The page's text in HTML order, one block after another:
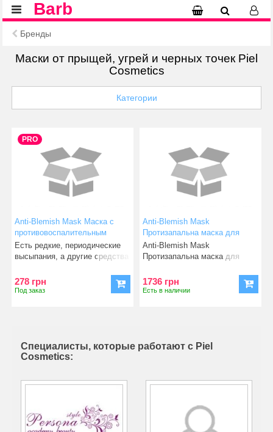
Barb
Бренды
Маски от прыщей, угрей и черных точек Piel
Cosmetics
Категории
PRO
Anti-Blemish Mask Маска с
противовоспалительным
эффектом
Есть редкие, периодические
высыпания, а другие средства
278 грн
Под заказ
Anti-Blemish Mask
Протизапальна маска для
проблемної шкіри
Anti-Blemish Mask
Протизапальна маска для
1736 грн
Есть в наличии
Специалисты, которые работают с Piel
Cosmetics: